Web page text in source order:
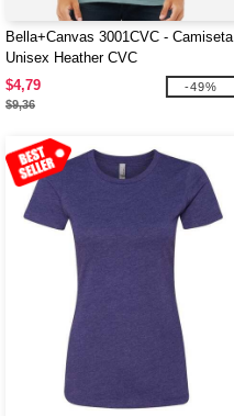
Bella+Canvas 3001CVC - Camiseta
Unisex Heather CVC
$4,79
$9,36
-49%